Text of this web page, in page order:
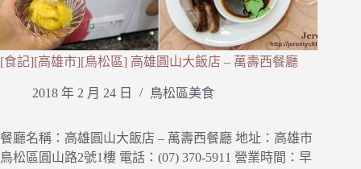
[食記][高雄市][鳥松區] 高雄圓山大飯店 – 萬壽西餐廳
2018 年 2 月 24 日 鳥松區美食
餐廳名稱：高雄圓山大飯店 – 萬壽西餐廳 地址：高雄市
鳥松區圓山路2號1樓 電話：(07) 370-5911 營業時間：早